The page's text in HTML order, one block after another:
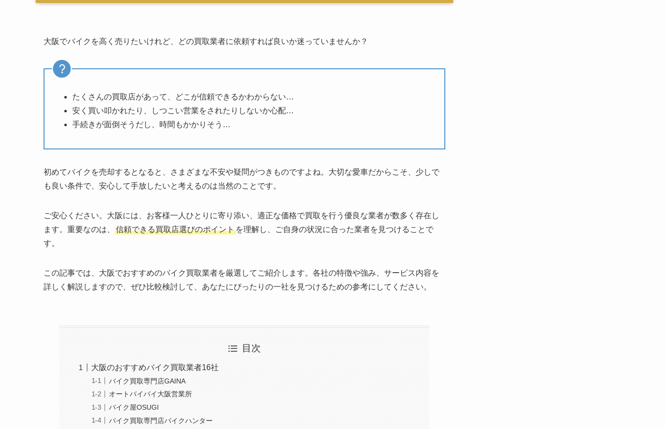
大阪でバイクを高く売りたいけれど、どの買取業者に依頼すれば良いか迷っていませんか？
たくさんの買取店があって、どこが信頼できるかわからない…
安く買い叩かれたり、しつこい営業をされたりしないか心配…
手続きが面倒そうだし、時間もかかりそう…
初めてバイクを売却するとなると、さまざまな不安や疑問がつきものですよね。大切な愛車だからこそ、少しで
も良い条件で、安心して手放したいと考えるのは当然のことです。
ご安心ください。大阪には、お客様一人ひとりに寄り添い、適正な価格で買取を行う優良な業者が数多く存在し
ます。重要なのは、
信頼できる買取店選びのポイント を理解し、ご自身の状況に合った業者を見つけることで
す。
この記事では、大阪でおすすめのバイク買取業者を厳選してご紹介します。各社の特徴や強み、サービス内容を
詳しく解説しますので、ぜひ比較検討して、あなたにぴったりの一社を見つけるための参考にしてください。
目次
大阪のおすすめバイク買取業者16社
バイク買取専門店GAINA
オートバイバイ大阪営業所
バイク屋OSUGI
バイク買取専門店バイクハンター